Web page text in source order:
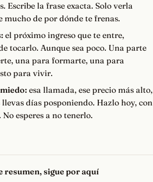
Escribe la frase exacta. Solo verla
mucho de por dónde te frenas.
el próximo ingreso que te entre,
tocarlo. Aunque sea poco. Una parte
una para formarte, una para
para vivir.
esa llamada, ese precio más alto,
llevas días posponiendo. Hazlo hoy, con
esperes a no tenerlo.
resumen, sigue por aquí